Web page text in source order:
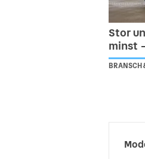
Stor
minst
BRANSCH